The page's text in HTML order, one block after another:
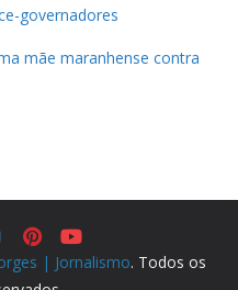
governadores
mãe maranhense contra
| Jornalismo. Todos os